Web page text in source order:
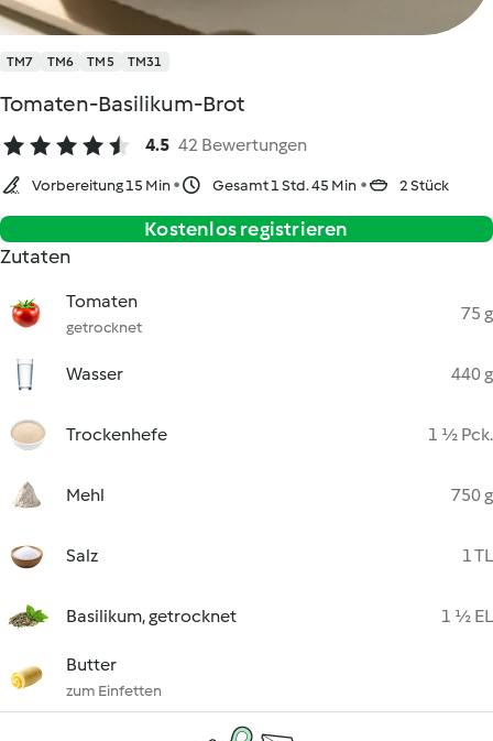
TM7 TM6 TM5 TM31
Tomaten-Basilikum-Brot
4.5 42 Bewertungen
Vorbereitung 15 Min Gesamt 1 Std. 45 Min 2 Stück
Kostenlos registrieren
Zutaten
Tomaten
getrocknet
75 g
Wasser 440 g
Trockenhefe 1 ½ Pck.
Mehl 750 g
Salz 1 TL
Basilikum, getrocknet 1 ½ EL
Butter
zum Einfetten